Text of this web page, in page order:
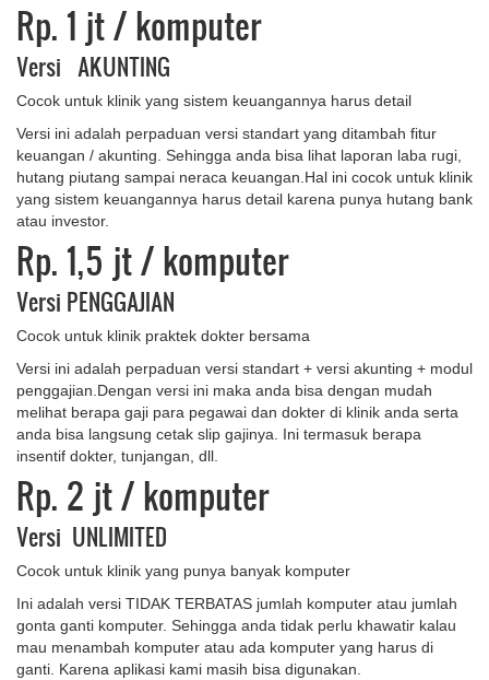
Rp. 1 ​jt/ komputer
Versi AKUNTING
Cocok untuk klinik yang sistem keuangannya harus detail
Versi ini adalah perpaduan versi standart yang ditambah fitur
keuangan / akunting. Sehingga anda bisa lihat laporan laba rugi,
hutang piutang sampai neraca keuangan.Hal ini cocok untuk klinik
yang sistem keuangannya harus detail karena punya hutang bank
atau investor.
Rp. 1,5 jt/ komputer
Versi PENGGAJIAN
Cocok untuk klinik praktek dokter bersama
Versi ini adalah perpaduan versi standart + versi akunting + modul
penggajian.Dengan versi ini maka anda bisa dengan mudah
melihat berapa gaji para pegawai dan dokter di klinik anda serta
anda bisa langsung cetak slip gajinya. Ini termasuk berapa
insentif dokter, tunjangan, dll.
Rp. 2 jt/ komputer
Versi UNLIMITED
Cocok untuk klinik yang punya banyak komputer
Ini adalah versi TIDAK TERBATAS jumlah komputer atau jumlah
gonta ganti komputer. Sehingga anda tidak perlu khawatir kalau
mau menambah komputer atau ada komputer yang harus di
ganti. Karena aplikasi kami masih bisa digunakan.